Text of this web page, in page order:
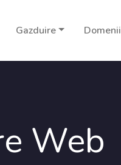
Gazduire Domenii
Web